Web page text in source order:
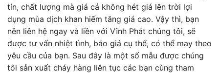
tín, chất lượng mà giá cả không hét giá lên trời lợi
dụng mùa dịch khan hiếm tăng giá cao. Vậy thì, bạn
nên liên hệ ngay và liền với Vĩnh Phát chúng tôi, sẽ
được tư vấn nhiệt tình, báo giá cụ thể, có thể may theo
yêu cầu của bạn. Sau đây là một số mẫu được chúng
tôi sản xuất cháy hàng liên tục các bạn cùng tham